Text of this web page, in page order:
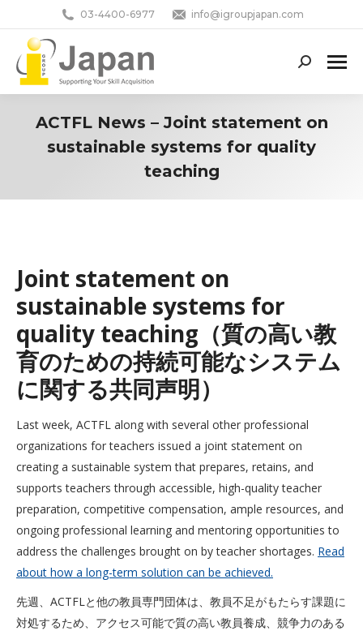
03-4400-6977 info@igroupjapan.com
Search:
ACTFL News – Joint statement on
sustainable systems for quality
teaching
Joint statement on
sustainable systems for
quality teaching（質の高い教
育のための持続可能なシステム
に関する共同声明）
Last week, ACTFL along with several other professional
organizations for teachers issued a joint statement on
creating a sustainable system that prepares, retains, and
supports teachers through accessible, high-quality teacher
preparation, competitive compensation, ample resources, and
ongoing professional learning and mentoring opportunities to
address the challenges brought on by teacher shortages. Read
about how a long-term solution can be achieved.
先週、ACTFLと他の教員専門団体は、教員不足がもたらす課題に
対処するため、アクセス可能で質の高い教員養成、競争力のある